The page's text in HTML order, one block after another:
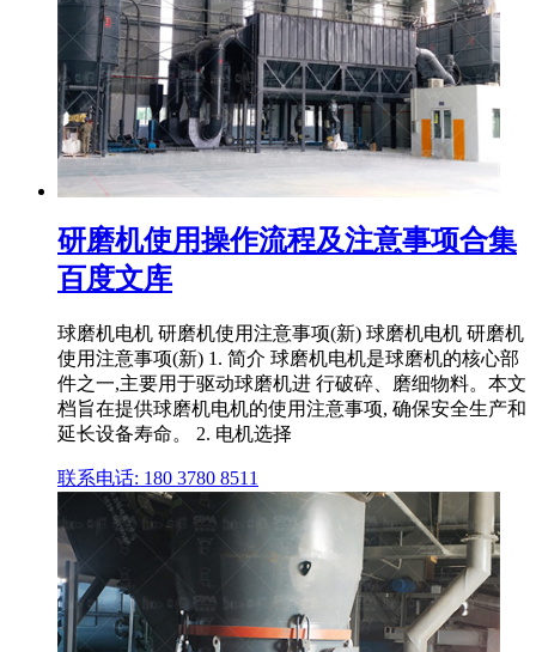
研磨机使用操作流程及注意事项合集
百度文库
球磨机电机 研磨机使用注意事项(新) 球磨机电机 研磨机
使用注意事项(新) 1. 简介 球磨机电机是球磨机的核心部
件之一,主要用于驱动球磨机进 行破碎、磨细物料。本文
档旨在提供球磨机电机的使用注意事项, 确保安全生产和
延长设备寿命。 2. 电机选择
联系电话: 180 3780 8511